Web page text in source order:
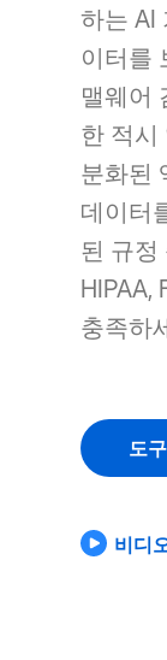
하는 AI
이터를
맬웨어
한 적시
분화된
데이터
된 규정
HIPAA,
충족하
도
비디